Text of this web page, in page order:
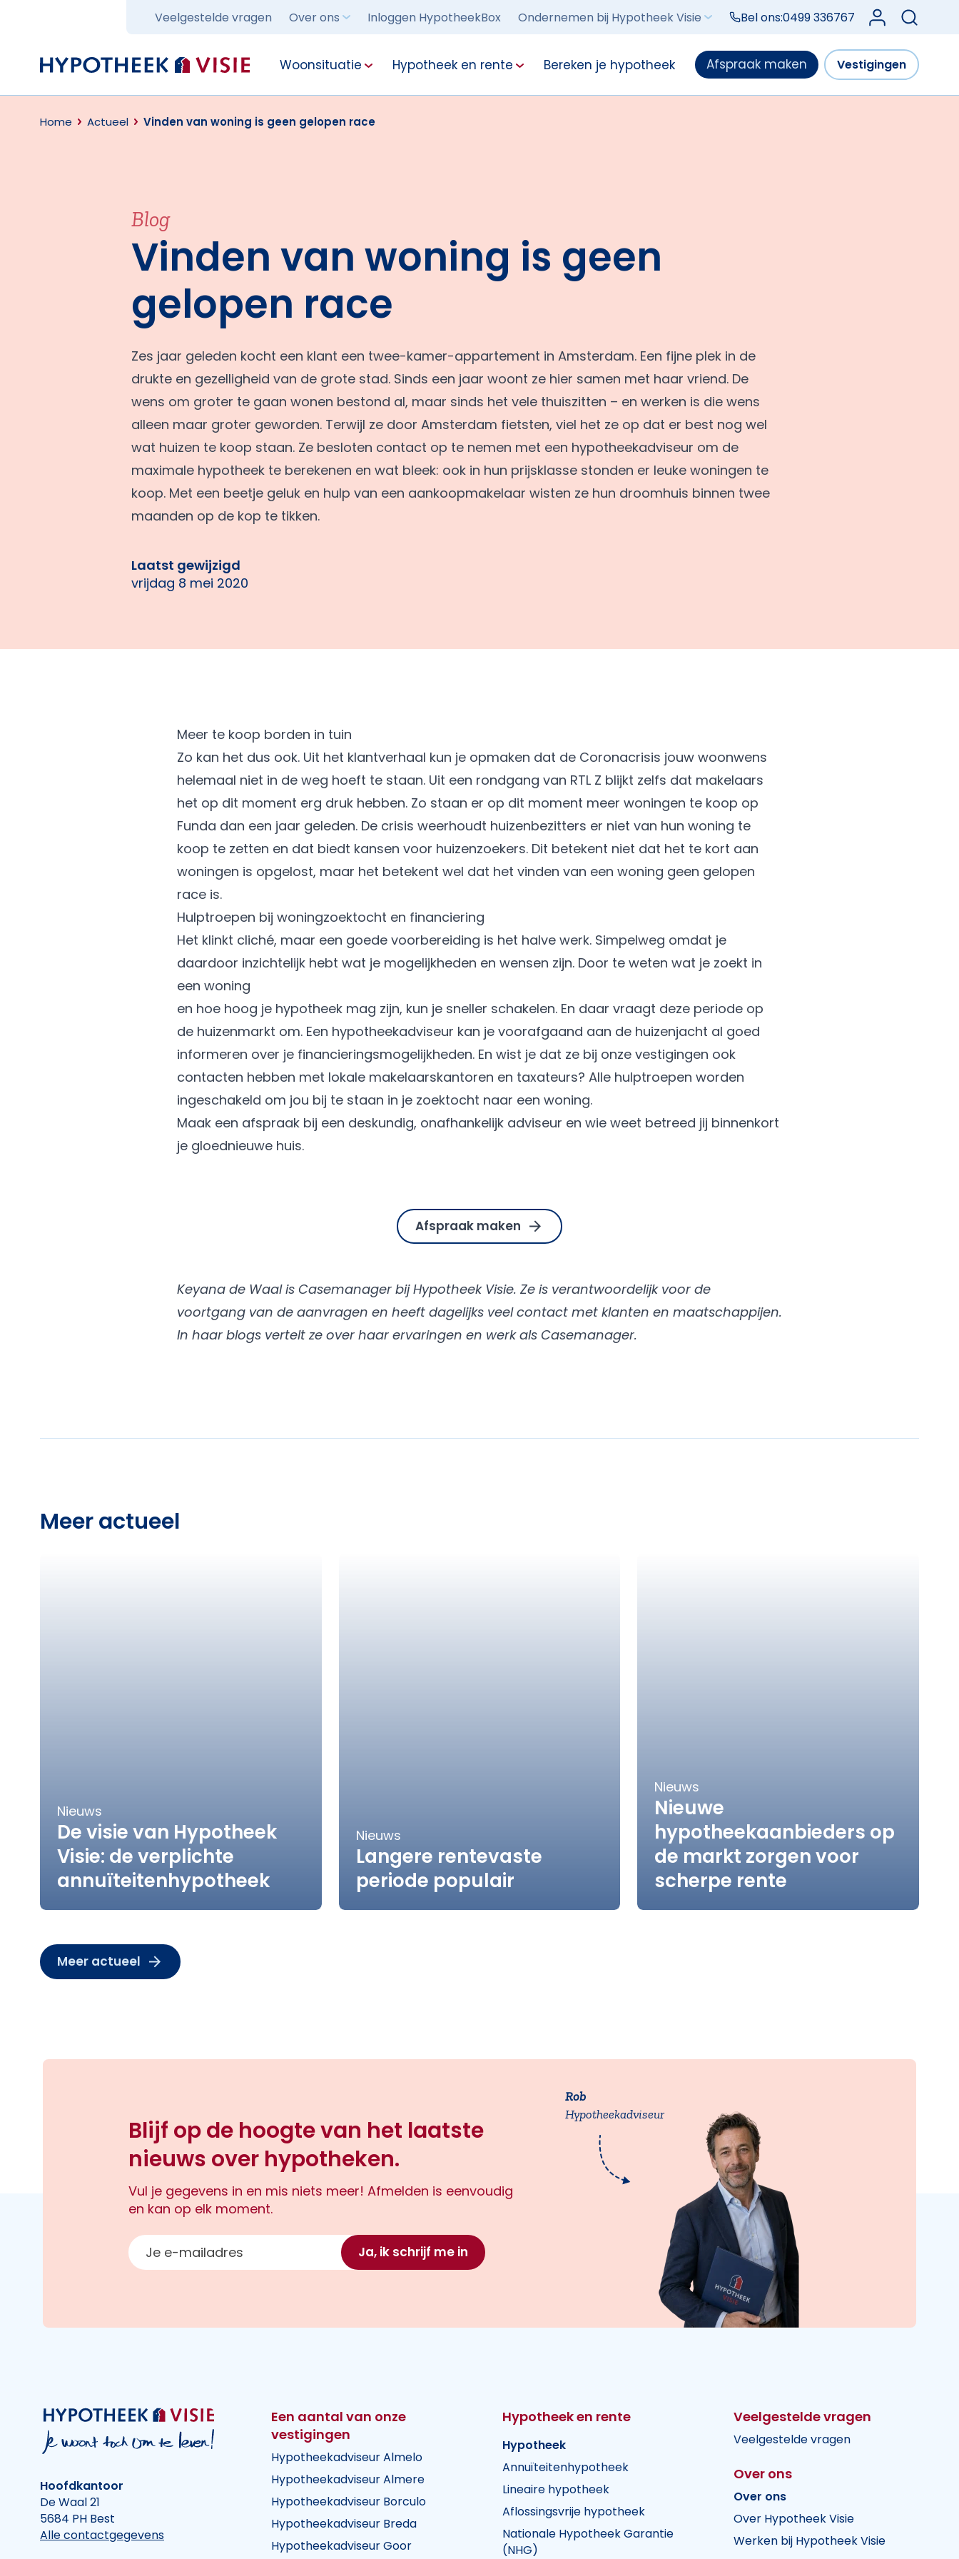
Veelgestelde vragen Over ons Inloggen HypotheekBox Ondernemen bij Hypotheek Visie Bel ons:0499 336767 Log in bij Mijn
Terug naar home Woonsituatie Hypotheek en rente Bereken je hypotheek Afspraak maken Vestigingen
Home Actueel Vinden van woning is geen gelopen race
Blog
Vinden van woning is geen
gelopen race
Zes jaar geleden kocht een klant een twee-kamer-appartement in Amsterdam. Een fijne plek in de
drukte en gezelligheid van de grote stad. Sinds een jaar woont ze hier samen met haar vriend. De
wens om groter te gaan wonen bestond al, maar sinds het vele thuiszitten – en werken is die wens
alleen maar groter geworden. Terwijl ze door Amsterdam fietsten, viel het ze op dat er best nog wel
wat huizen te koop staan. Ze besloten contact op te nemen met een hypotheekadviseur om de
maximale hypotheek te berekenen en wat bleek: ook in hun prijsklasse stonden er leuke woningen te
koop. Met een beetje geluk en hulp van een aankoopmakelaar wisten ze hun droomhuis binnen twee
maanden op de kop te tikken.
Laatst gewijzigd
vrijdag 8 mei 2020
Meer te koop borden in tuin
Zo kan het dus ook. Uit het klantverhaal kun je opmaken dat de Coronacrisis jouw woonwens
helemaal niet in de weg hoeft te staan. Uit een rondgang van RTL Z blijkt zelfs dat makelaars
het op dit moment erg druk hebben. Zo staan er op dit moment meer woningen te koop op
Funda dan een jaar geleden. De crisis weerhoudt huizenbezitters er niet van hun woning te
koop te zetten en dat biedt kansen voor huizenzoekers. Dit betekent niet dat het te kort aan
woningen is opgelost, maar het betekent wel dat het vinden van een woning geen gelopen
race is.
Hulptroepen bij woningzoektocht en financiering
Het klinkt cliché, maar een goede voorbereiding is het halve werk. Simpelweg omdat je
daardoor inzichtelijk hebt wat je mogelijkheden en wensen zijn. Door te weten wat je zoekt in
een woning
en hoe hoog je hypotheek mag zijn, kun je sneller schakelen. En daar vraagt deze periode op
de huizenmarkt om. Een hypotheekadviseur kan je voorafgaand aan de huizenjacht al goed
informeren over je financieringsmogelijkheden. En wist je dat ze bij onze vestigingen ook
contacten hebben met lokale makelaarskantoren en taxateurs? Alle hulptroepen worden
ingeschakeld om jou bij te staan in je zoektocht naar een woning.
Maak een afspraak bij een deskundig, onafhankelijk adviseur en wie weet betreed jij binnenkort
je gloednieuwe huis.
Afspraak maken
Keyana de Waal is Casemanager bij Hypotheek Visie. Ze is verantwoordelijk voor de
voortgang van de aanvragen en heeft dagelijks veel contact met klanten en maatschappijen.
In haar blogs vertelt ze over haar ervaringen en werk als Casemanager.
Meer actueel
Nieuws
De visie van Hypotheek
Visie: de verplichte
annuïteitenhypotheek
Nieuws
Langere rentevaste
periode populair
Nieuws
Nieuwe
hypotheekaanbieders op
de markt zorgen voor
scherpe rente
Meer actueel
Blijf op de hoogte van het laatste
nieuws over hypotheken.
Vul je gegevens in en mis niets meer! Afmelden is eenvoudig
en kan op elk moment.
E-mailadres
Ja, ik schrijf me in
Rob
Hypotheekadviseur
Hoofdkantoor
De Waal 21
5684 PH Best
Alle contactgegevens
Een aantal van onze
vestigingen
Hypotheekadviseur Almelo
Hypotheekadviseur Almere
Hypotheekadviseur Borculo
Hypotheekadviseur Breda
Hypotheekadviseur Goor
Hypotheek en rente
Hypotheek
Annuïteitenhypotheek
Lineaire hypotheek
Aflossingsvrije hypotheek
Nationale Hypotheek Garantie
(NHG)
Veelgestelde vragen
Veelgestelde vragen
Over ons
Over ons
Over Hypotheek Visie
Werken bij Hypotheek Visie